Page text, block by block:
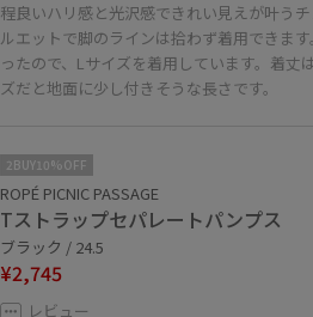
程良いハリ感と光沢感できれい見えが叶う
ルエットで脚のラインは拾わず着用できま
ったので、Lサイズを着用しています。着丈
ズだと地面に少し付きそうな長さです。
2BUY10%OFF
ROPÉ PICNIC PASSAGE
Tストラップセパレートパンプス
ブラック / 24.5
¥2,745
レビュー